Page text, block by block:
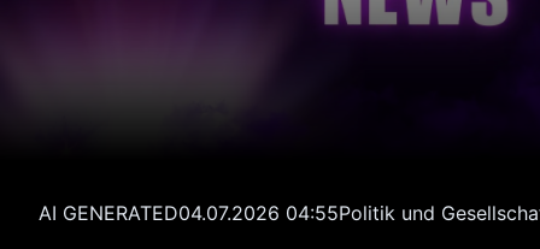
AI GENERATED04.07.2026 04:55Politik und